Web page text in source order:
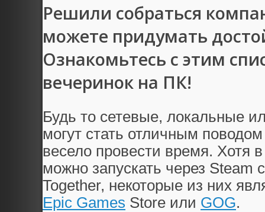
Решили собраться
можете придумать
Ознакомьтесь с этим
вечеринок на ПК!
Будь то сетевые, локальные
могут стать отличным
весело провести время. Хотя
можно запускать через
Together, некоторые из них
Epic Games Store или GOG.